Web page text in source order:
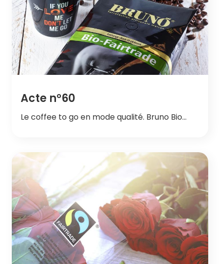
Acte n°60
Le coffee to go en mode qualité. Bruno Bio…